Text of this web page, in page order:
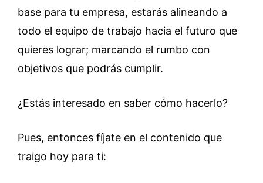
base para tu empresa, estarás alineando a
todo el equipo de trabajo hacia el futuro que
quieres lograr; marcando el rumbo con
objetivos que podrás cumplir.
¿Estás interesado en saber cómo hacerlo?
Pues, entonces fíjate en el contenido que
traigo hoy para ti: